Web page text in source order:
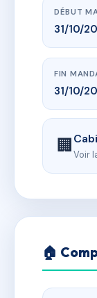
DÉBUT
31/10/
FIN
31/10/
🏢Voir
🏠